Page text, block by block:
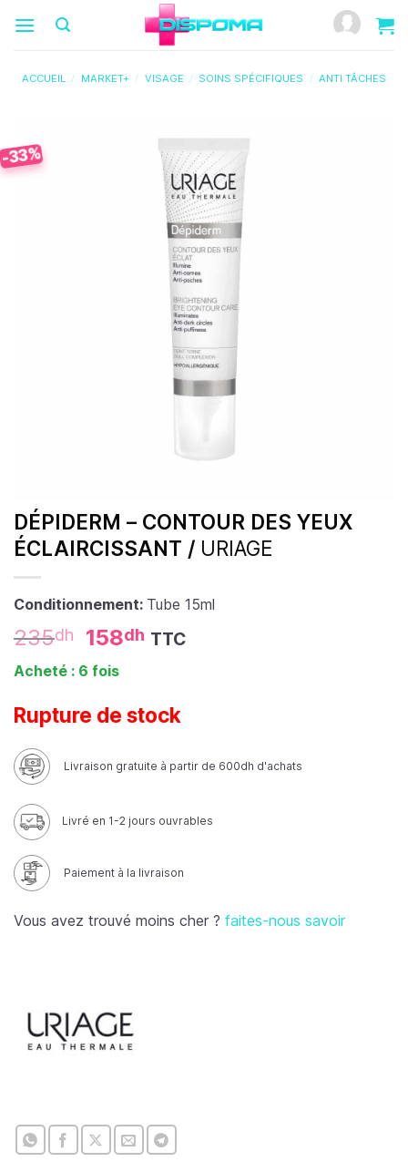
ACCUEIL / MARKET+ / VISAGE / SOINS SPÉCIFIQUES / ANTI TÂCHES
-33%
DÉPIDERM – CONTOUR DES YEUX
ÉCLAIRCISSANT / URIAGE
Conditionnement: Tube 15ml
235dh 158dh TTC
Acheté : 6 fois
Rupture de stock
Livraison gratuite à partir de 600dh d'achats
Livré en 1-2 jours ouvrables
Paiement à la livraison
Vous avez trouvé moins cher ? faites-nous savoir